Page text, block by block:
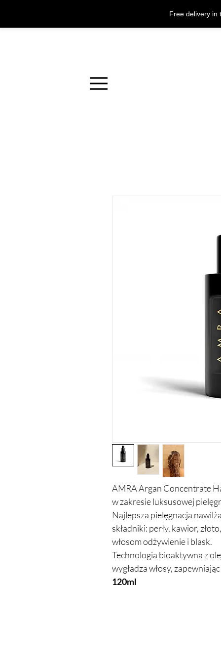
Free delivery in
AMRA Argan Concentrate
w zakresie luksusowej
Najlepsza pielęgnacja
składniki: perły, kawior,
włosom odżywienie i blask.
Technologia bioaktywna z
wygładza włosy,
120ml